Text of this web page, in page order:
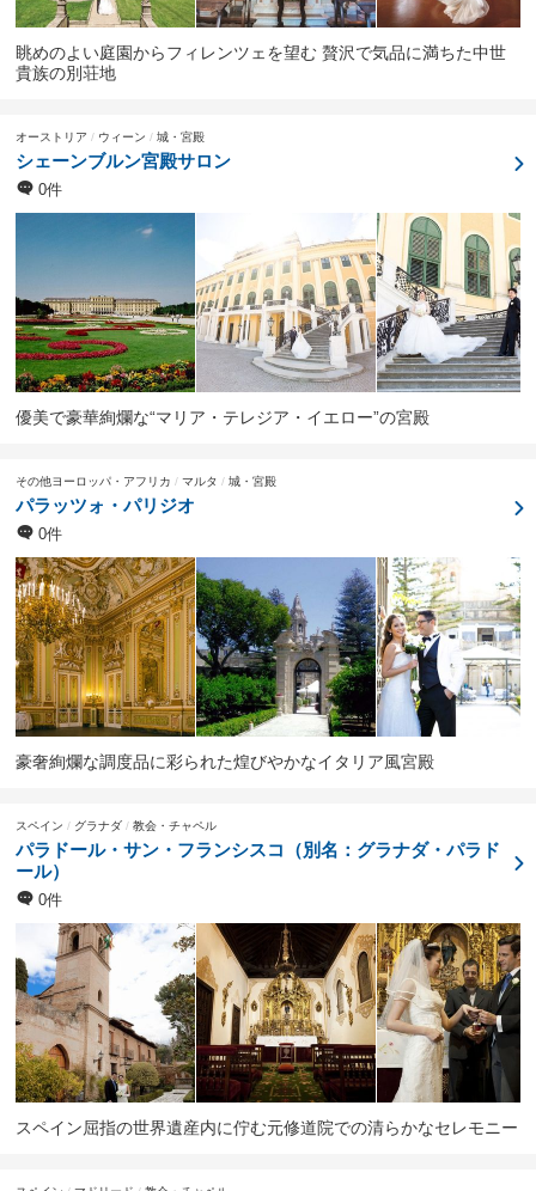
眺めのよい庭園からフィレンツェを望む 贅沢で気品に満ちた中世
貴族の別荘地
オーストリア ウィーン 城・宮殿
シェーンブルン宮殿サロン
0件
優美で豪華絢爛な“マリア・テレジア・イエロー”の宮殿
その他ヨーロッパ・アフリカ マルタ 城・宮殿
パラッツォ・パリジオ
0件
豪奢絢爛な調度品に彩られた煌びやかなイタリア風宮殿
スペイン グラナダ 教会・チャペル
パラドール・サン・フランシスコ（別名：グラナダ・パラド
ール）
0件
スペイン屈指の世界遺産内に佇む元修道院での清らかなセレモニー